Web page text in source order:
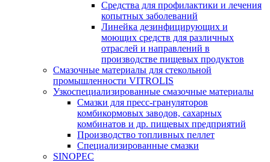
Средства для профилактики и лечения
копытных заболеваний
Линейка дезинфицирующих и
моющих средств для различных
отраслей и направлений в
производстве пищевых продуктов
Смазочные материалы для стекольной
промышленности VITROLIS
Узкоспециализированные смазочные материалы
Смазки для пресс-грануляторов
комбикормовых заводов, сахарных
комбинатов и др. пищевых предприятий
Производство топливных пеллет
Специализированные смазки
SINOPEC